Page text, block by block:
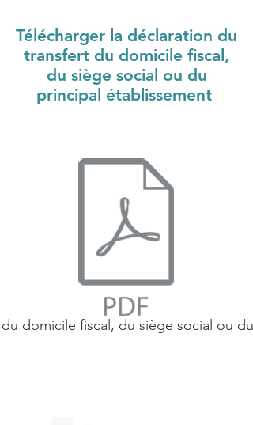
Télécharger la déclaration du
transfert du domicile fiscal,
du siège social ou du
principal établissement
domicile fiscal, du siège social ou